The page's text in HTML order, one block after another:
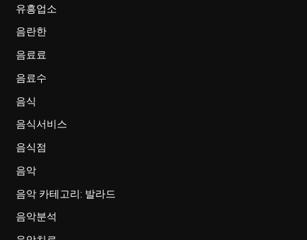
유흥업소
음란한
음료료
음료수
음식
음식서비스
음식점
음악
음악 카테고리: 발라드
음악분석